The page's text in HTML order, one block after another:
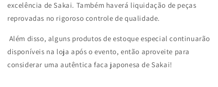
excelência de Sakai. Também haverá liquidação de peças
reprovadas no rigoroso controle de qualidade.
Além disso, alguns produtos de estoque especial continuarão
disponíveis na loja após o evento, então aproveite para
considerar uma autêntica faca japonesa de Sakai!